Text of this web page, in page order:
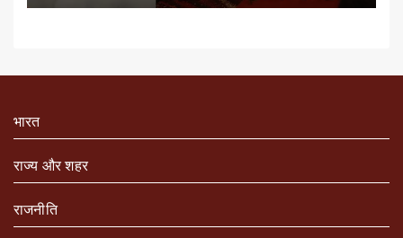
भारत
राज्य और शहर
राजनीति